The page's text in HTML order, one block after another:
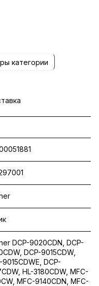
категории
DCP-9020CDN, DCP-
DCP-9015CDW,
9015CDWE, DCP-
HL-3180CDW, MFC-
MFC-9140CDN, MFC-